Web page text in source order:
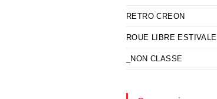
RETRO CREON
ROUE LIBRE ESTIVALE
_NON CLASSE